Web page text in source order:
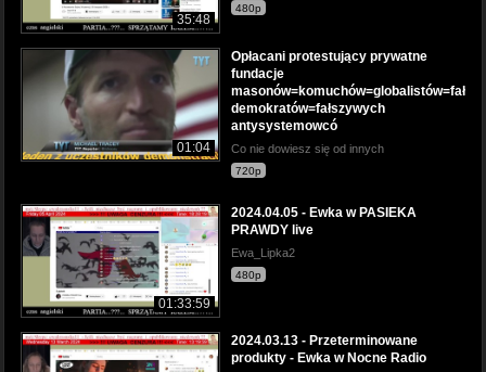
35:48
480p
01:04
Opłacani protestujący prywatne
fundacje
demokratów=fałszywych
antysystemowcó
Co nie dowiesz się od innych
720p
01:33:59
2024.04.05 - Ewka w PASIEKA
PRAWDY live
Ewa_Lipka2
480p
2024.03.13 - Przeterminowane
produkty - Ewka w Nocne Radio